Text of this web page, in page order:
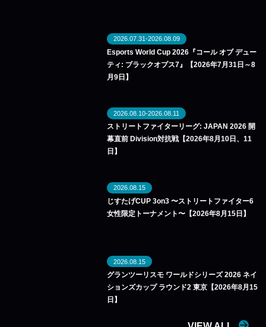
2026.07.31-2026.08.09
Esports World Cup 2026『コール オブ デュー
ティ: ブラックオプス7』【2026年7月31日～8
月9日】
2026.08.10-2026.08.11
ストリートファイターリーグ: JAPAN 2026 開
幕直前 Division対抗戦【2026年8月10日、11
日】
2026.08.15
じすたげCUP 3on3 〜ストリートファイター6
女性限定トーナメント〜【2026年8月15日】
2026.08.15
グランツーリスモ ワールドシリーズ 2026 ネイ
ションズカップ ラウンド2 東京【2026年8月15
日】